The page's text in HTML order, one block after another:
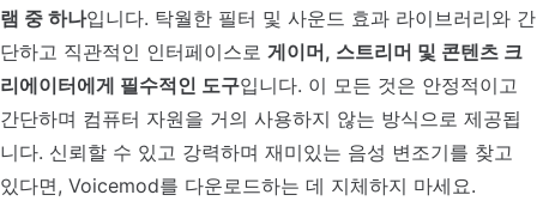
램 중 하나입니다. 탁월한 필터 및 사운드 효과 라이브러리와 간
단하고 직관적인 인터페이스로 게이머, 스트리머 및 콘텐츠 크
리에이터에게 필수적인 도구입니다. 이 모든 것은 안정적이고
간단하며 컴퓨터 자원을 거의 사용하지 않는 방식으로 제공됩
니다. 신뢰할 수 있고 강력하며 재미있는 음성 변조기를 찾고
있다면, Voicemod를 다운로드하는 데 지체하지 마세요.